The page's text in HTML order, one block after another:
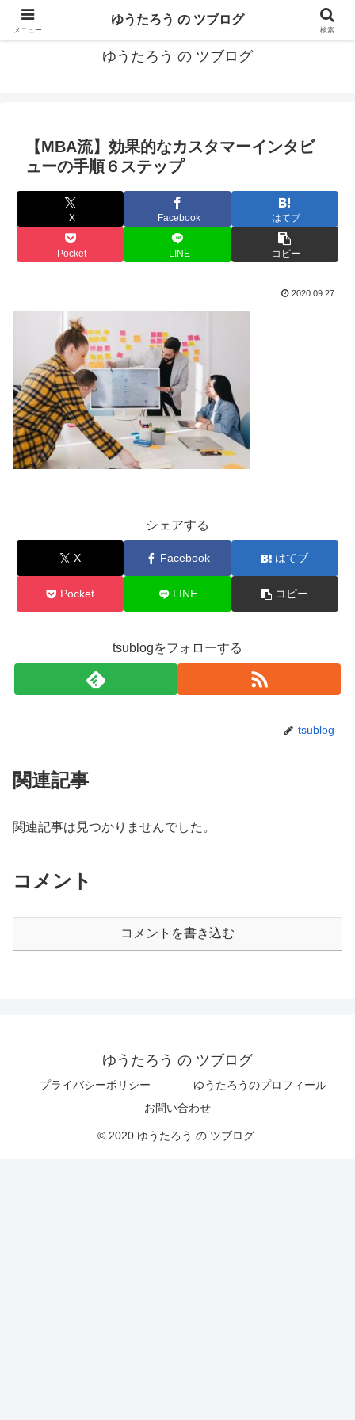
カリフォルニアMBA卒40代がMBA・キャリアとEコマースについて発信
ゆうたろう の ツブログ
【MBA流】効果的なカスタマーインタビ
ューの手順６ステップ
X Facebook はてブ
Pocket LINE コピー
2020.09.27
シェアする
X Facebook はてブ
Pocket LINE コピー
tsublogをフォローする
tsublog
関連記事
関連記事は見つかりませんでした。
コメント
コメントを書き込む
ゆうたろう の ツブログ
プライバシーポリシー
ゆうたろうのプロフィール
お問い合わせ
© 2020 ゆうたろう の ツブログ.
メニュー
ゆうたろう の ツブログ
検索